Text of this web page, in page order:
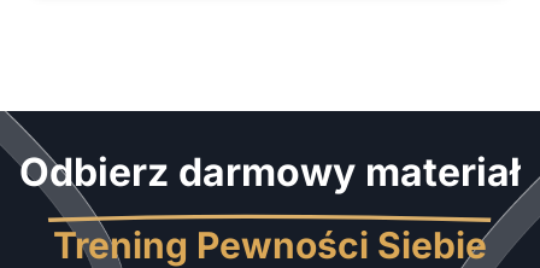
Odbierz darmowy materiał
Trening Pewności Siebie